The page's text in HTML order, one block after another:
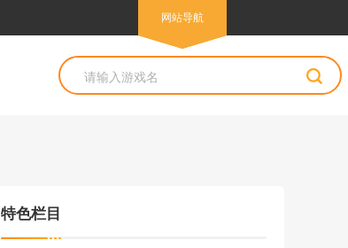
网站导航
网站导航
特色栏目